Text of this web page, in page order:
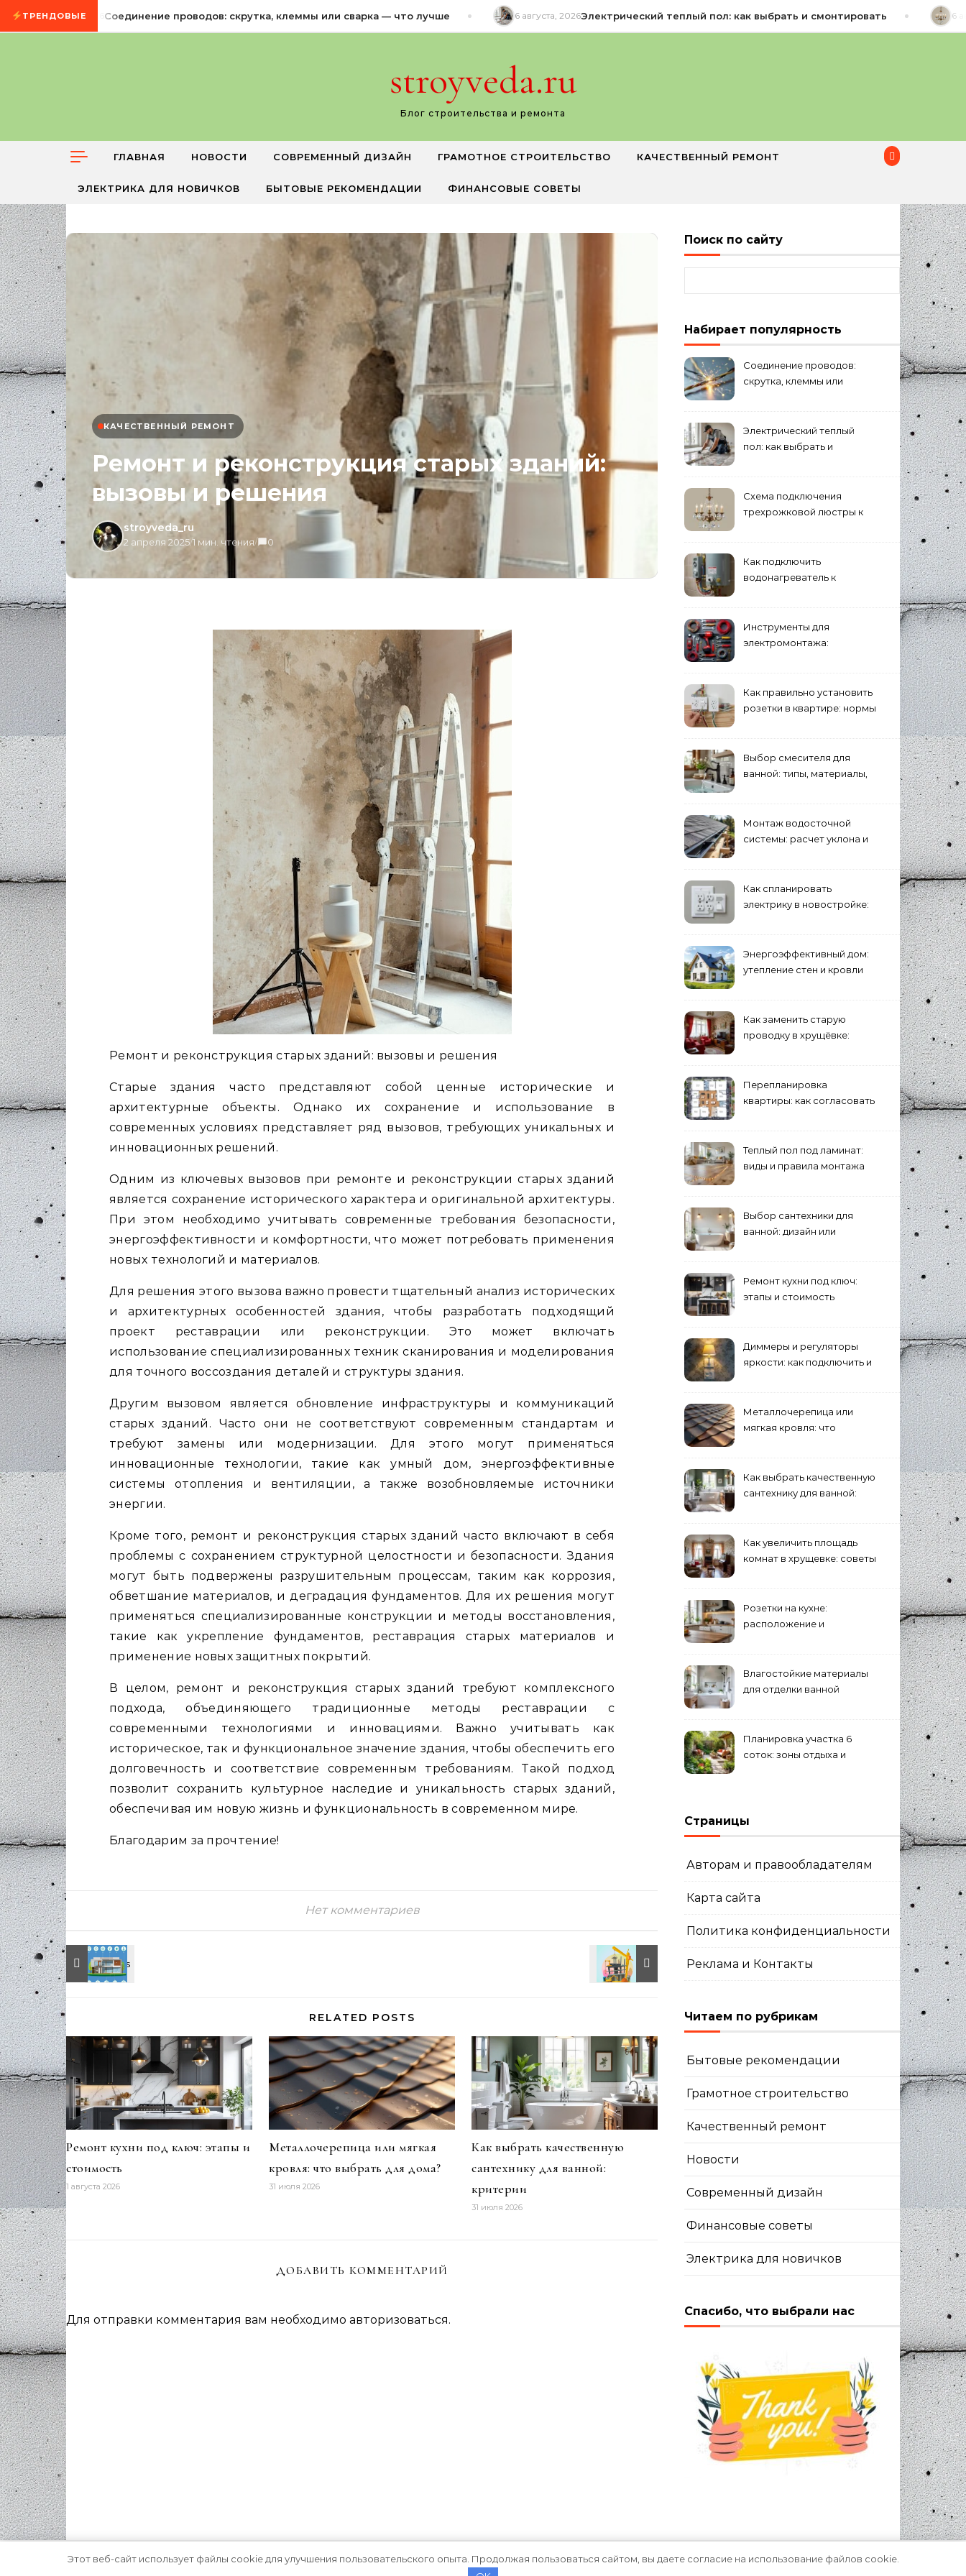
Промотать к содержимому
ТРЕНДОВЫЕ
6 августа, 2026 Соединение проводов: скрутка, клеммы или сварка — что лучше 6 августа, 2026Электрический теплый пол: как выбрать и смонтировать 6
stroyveda.ru
Блог строительства и ремонта
ГЛАВНАЯ НОВОСТИ СОВРЕМЕННЫЙ ДИЗАЙН ГРАМОТНОЕ СТРОИТЕЛЬСТВО КАЧЕСТВЕННЫЙ РЕМОНТ
ЭЛЕКТРИКА ДЛЯ НОВИЧКОВ БЫТОВЫЕ РЕКОМЕНДАЦИИ ФИНАНСОВЫЕ СОВЕТЫ
КАЧЕСТВЕННЫЙ РЕМОНТ
Ремонт и реконструкция старых зданий:
вызовы и решения
stroyveda_ru
2 апреля 2025/1 мин. чтения/ 0
Ремонт и реконструкция старых зданий: вызовы и решения
Старые здания часто представляют собой ценные исторические и
архитектурные объекты. Однако их сохранение и использование в
современных условиях представляет ряд вызовов, требующих уникальных и
инновационных решений.
Одним из ключевых вызовов при ремонте и реконструкции старых зданий
является сохранение исторического характера и оригинальной архитектуры.
При этом необходимо учитывать современные требования безопасности,
энергоэффективности и комфортности, что может потребовать применения
новых технологий и материалов.
Для решения этого вызова важно провести тщательный анализ исторических
и архитектурных особенностей здания, чтобы разработать подходящий
проект реставрации или реконструкции. Это может включать
использование специализированных техник сканирования и моделирования
для точного воссоздания деталей и структуры здания.
Другим вызовом является обновление инфраструктуры и коммуникаций
старых зданий. Часто они не соответствуют современным стандартам и
требуют замены или модернизации. Для этого могут применяться
инновационные технологии, такие как умный дом, энергоэффективные
системы отопления и вентиляции, а также возобновляемые источники
энергии.
Кроме того, ремонт и реконструкция старых зданий часто включают в себя
проблемы с сохранением структурной целостности и безопасности. Здания
могут быть подвержены разрушительным процессам, таким как коррозия,
обветшание материалов, и деградация фундаментов. Для их решения могут
применяться специализированные конструкции и методы восстановления,
такие как укрепление фундаментов, реставрация старых материалов и
применение новых защитных покрытий.
В целом, ремонт и реконструкция старых зданий требуют комплексного
подхода, объединяющего традиционные методы реставрации с
современными технологиями и инновациями. Важно учитывать как
историческое, так и функциональное значение здания, чтобы обеспечить его
долговечность и соответствие современным требованиям. Такой подход
позволит сохранить культурное наследие и уникальность старых зданий,
обеспечивая им новую жизнь и функциональность в современном мире.
Благодарим за прочтение!
Нет комментариев
RELATED POSTS
Ремонт кухни под ключ: этапы и
стоимость
1 августа 2026
Металлочерепица или мягкая
кровля: что выбрать для дома?
31 июля 2026
Как выбрать качественную
сантехнику для ванной:
критерии
31 июля 2026
ДОБАВИТЬ КОММЕНТАРИЙ
Для отправки комментария вам необходимо авторизоваться.
Поиск по сайту
Набирает популярность
Соединение проводов:
скрутка, клеммы или
Электрический теплый
пол: как выбрать и
Схема подключения
трехрожковой люстры к
Как подключить
водонагреватель к
Инструменты для
электромонтажа:
Как правильно установить
розетки в квартире: нормы
Выбор смесителя для
ванной: типы, материалы,
Монтаж водосточной
системы: расчет уклона и
Как спланировать
электрику в новостройке:
Энергоэффективный дом:
утепление стен и кровли
Как заменить старую
проводку в хрущёвке:
Перепланировка
квартиры: как согласовать
Теплый пол под ламинат:
виды и правила монтажа
Выбор сантехники для
ванной: дизайн или
Ремонт кухни под ключ:
этапы и стоимость
Диммеры и регуляторы
яркости: как подключить и
Металлочерепица или
мягкая кровля: что
Как выбрать качественную
сантехнику для ванной:
Как увеличить площадь
комнат в хрущевке: советы
Розетки на кухне:
расположение и
Влагостойкие материалы
для отделки ванной
Планировка участка 6
соток: зоны отдыха и
Страницы
Авторам и правообладателям
Карта сайта
Политика конфиденциальности
Реклама и Контакты
Читаем по рубрикам
Бытовые рекомендации
Грамотное строительство
Качественный ремонт
Новости
Современный дизайн
Финансовые советы
Электрика для новичков
Спасибо, что выбрали нас
Optima Themes
Этот веб-сайт использует файлы cookie для улучшения пользовательского опыта. Продолжая пользоваться сайтом, вы даете согласие на использование файлов cookie.